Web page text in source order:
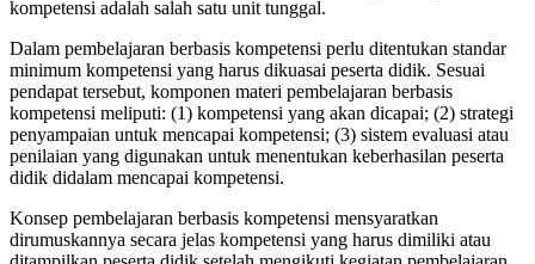
kompetensi adalah salah satu unit tunggal.
Dalam pembelajaran berbasis kompetensi perlu ditentukan standar
minimum kompetensi yang harus dikuasai peserta didik. Sesuai
pendapat tersebut, komponen materi pembela­jaran berbasis
kompetensi meliputi: (1) kompetensi yang akan dicapai; (2) strategi
penyampaian untuk mencapai kompetensi; (3) sistem evaluasi atau
penilaian yang digunakan untuk menentukan keberhasilan peserta
didik didalam mencapai kompetensi.
Konsep pembelajaran berbasis kompetensi mensyaratkan
dirumuskannya secara jelas kompetensi yang harus dimiliki atau